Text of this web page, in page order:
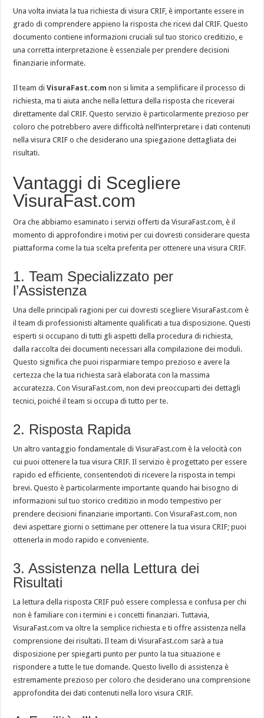
Una volta inviata la tua richiesta di visura CRIF, è importante essere in
grado di comprendere appieno la risposta che ricevi dal CRIF. Questo
documento contiene informazioni cruciali sul tuo storico creditizio, e
una corretta interpretazione è essenziale per prendere decisioni
finanziarie informate.
Il team diVisuraFast.com non si limita a semplificare il processo di
richiesta, ma ti aiuta anche nella lettura della risposta che riceverai
direttamente dal CRIF. Questo servizio è particolarmente prezioso per
coloro che potrebbero avere difficoltà nell’interpretare i dati contenuti
nella visura CRIF o che desiderano una spiegazione dettagliata dei
risultati.
Vantaggi di Scegliere
VisuraFast.com
Ora che abbiamo esaminato i servizi offerti da VisuraFast.com, è il
momento di approfondire i motivi per cui dovresti considerare questa
piattaforma come la tua scelta preferita per ottenere una visura CRIF.
1. Team Specializzato per
l’Assistenza
Una delle principali ragioni per cui dovresti scegliere VisuraFast.com è
il team di professionisti altamente qualificati a tua disposizione. Questi
esperti si occupano di tutti gli aspetti della procedura di richiesta,
dalla raccolta dei documenti necessari alla compilazione dei moduli.
Questo significa che puoi risparmiare tempo prezioso e avere la
certezza che la tua richiesta sarà elaborata con la massima
accuratezza. Con VisuraFast.com, non devi preoccuparti dei dettagli
tecnici, poiché il team si occupa di tutto per te.
2. Risposta Rapida
Un altro vantaggio fondamentale di VisuraFast.com è la velocità con
cui puoi ottenere la tua visura CRIF. Il servizio è progettato per essere
rapido ed efficiente, consentendoti di ricevere la risposta in tempi
brevi. Questo è particolarmente importante quando hai bisogno di
informazioni sul tuo storico creditizio in modo tempestivo per
prendere decisioni finanziarie importanti. Con VisuraFast.com, non
devi aspettare giorni o settimane per ottenere la tua visura CRIF; puoi
ottenerla in modo rapido e conveniente.
3. Assistenza nella Lettura dei
Risultati
La lettura della risposta CRIF può essere complessa e confusa per chi
non è familiare con i termini e i concetti finanziari. Tuttavia,
VisuraFast.com va oltre la semplice richiesta e ti offre assistenza nella
comprensione dei risultati. Il team di VisuraFast.com sarà a tua
disposizione per spiegarti punto per punto la tua situazione e
rispondere a tutte le tue domande. Questo livello di assistenza è
estremamente prezioso per coloro che desiderano una comprensione
approfondita dei dati contenuti nella loro visura CRIF.